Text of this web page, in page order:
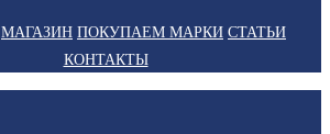
МАГАЗИН ПОКУПАЕМ МАРКИ СТАТЬИ
КОНТАКТЫ